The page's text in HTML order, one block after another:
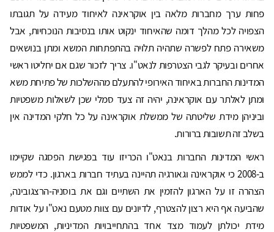
פחות ערך מחברות מלאה בין אוקראינה לאיחוד מעידה על תגובתו
הצפויה לכל מהלך דומה שהאיחוד ינקוט אותו בנסיבות הנוכחיות, אבל
משאירה פתח לפשרה שתהיה תלויה בהתפתחות המשא ומתן בנושאים
אחרים ובעיקר לגבי הצטרפות לנאט"ו. צריך לזכור שגם אם יחליטו ראשי
המדינות החברות באיחוד האירופי להתעלם מההשלכות של פתיחת משא
ומתן לאלתר עם אוקראינה, יהיה זה צעד סמלי שכן לשאלות משפטיות
וביניהן מידת שליטתה של ממשלת אוקראינה על כל חלקי המדינה אין
בשלב זה תשובות ברורות.
ראשי המדינות החברות בנאט"ו הכריזו עוד בפגישת הפסגה שקיימו
ב-2008 כי אוקראינה וגאורגיה תהיינה בעתיד חברות בארגון. כדי לממש
הצהרה זו על הארגון להזמין את השתיים וגם את בוסניה-הרצגובינה,
שהביעה אף היא רצון להצטרף, לדיונים עם צוות מטעם נאט"ו על אודות
מידת יכולתן לעמוד מצד אחד בהתחייבויות המדיניות, המשפטיות